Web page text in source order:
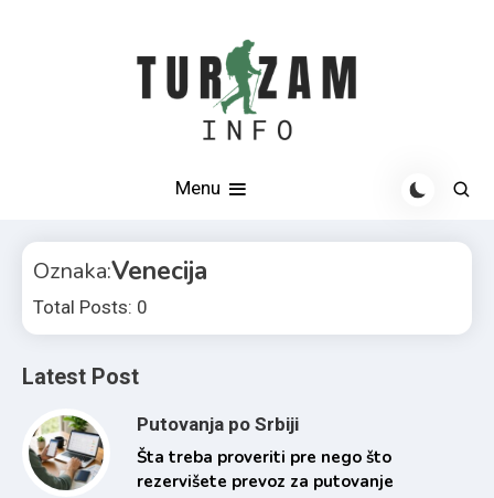
Menu
Oznaka:Venecija
Total Posts: 0
Latest Post
Putovanja po Srbiji
Šta treba proveriti pre nego što
rezervišete prevoz za putovanje